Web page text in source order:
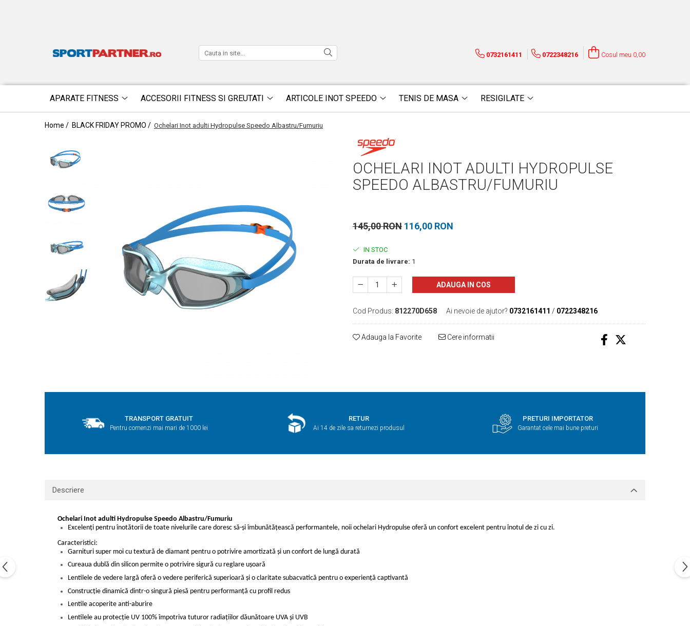
0732161411 0722348216 Cosul meu 0,00
APARATE FITNESS ACCESORII FITNESS SI GREUTATI ARTICOLE INOT SPEEDO TENIS DE MASA RESIGILATE
Home / BLACK FRIDAY PROMO / Ochelari Inot adulti Hydropulse Speedo Albastru/Fumuriu
OCHELARI INOT ADULTI HYDROPULSE
SPEEDO ALBASTRU/FUMURIU
145,00 RON 116,00 RON
IN STOC
Durata de livrare: 1
ADAUGA IN COS
Cod Produs: 812270D658 Ai nevoie de ajutor? 0732161411 / 0722348216
Adauga la Favorite Cere informatii
TRANSPORT GRATUIT
Pentru comenzi mai mari de 1000 lei
RETUR
Ai 14 de zile sa returnezi produsul
PRETURI IMPORTATOR
Garantat cele mai bune preturi
Descriere
Ochelari Inot adulti Hydropulse Speedo Albastru/Fumuriu
Excelenți pentru înotătorii de toate nivelurile care doresc să-și îmbunătățească performantele, noii ochelari Hydropulse oferă un confort excelent pentru înotul de zi cu zi.
Caracteristici:
Garnituri super moi cu textură de diamant pentru o potrivire amortizată și un confort de lungă durată
Cureaua dublă din silicon permite o potrivire sigură cu reglare ușoară
Lentilele de vedere largă oferă o vedere periferică superioară și o claritate subacvatică pentru o experiență captivantă
Construcție dinamică dintr-o singură piesă pentru performanță cu profil redus
Lentile acoperite anti-aburire
Lentilele au protecție UV 100% împotriva tuturor radiațiilor dăunătoare UVA și UVB